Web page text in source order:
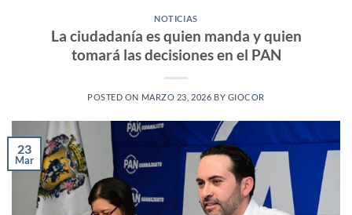
NOTICIAS
La ciudadanía es quien manda y quien
tomará las decisiones en el PAN
POSTED ON MARZO 23, 2026 BY GIOCOR
23
Mar